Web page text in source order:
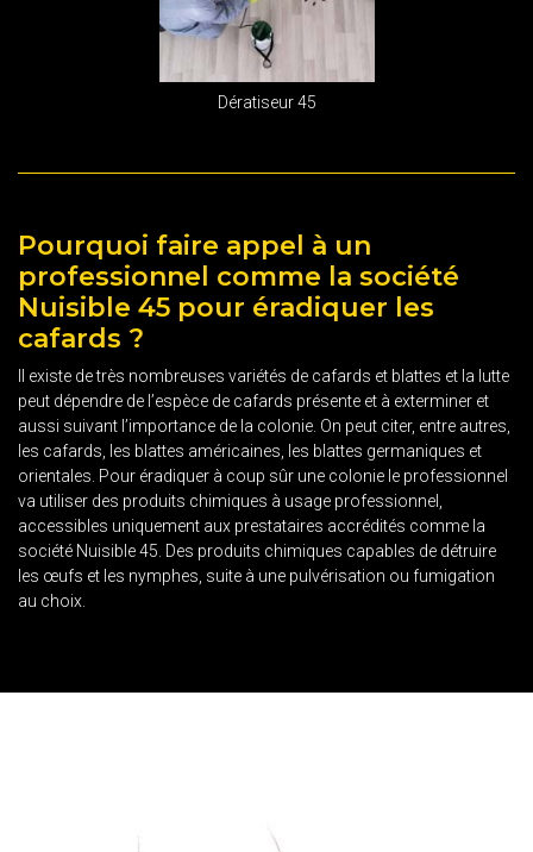
Dératiseur 45
Pourquoi faire appel à un
professionnel comme la société
Nuisible 45 pour éradiquer les
cafards ?
Il existe de très nombreuses variétés de cafards et blattes et la lutte
peut dépendre de l’espèce de cafards présente et à exterminer et
aussi suivant l’importance de la colonie. On peut citer, entre autres,
les cafards, les blattes américaines, les blattes germaniques et
orientales. Pour éradiquer à coup sûr une colonie le professionnel
va utiliser des produits chimiques à usage professionnel,
accessibles uniquement aux prestataires accrédités comme la
société Nuisible 45. Des produits chimiques capables de détruire
les œufs et les nymphes, suite à une pulvérisation ou fumigation
au choix.